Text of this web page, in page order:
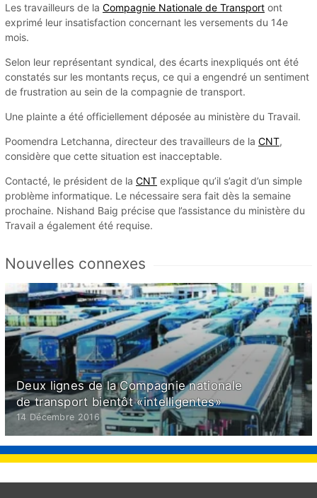
Les travailleurs de la Compagnie Nationale de Transport ont
exprimé leur insatisfaction concernant les versements du 14e
mois.
Selon leur représentant syndical, des écarts inexpliqués ont été
constatés sur les montants reçus, ce qui a engendré un sentiment
de frustration au sein de la compagnie de transport.
Une plainte a été officiellement déposée au ministère du Travail.
Poomendra Letchanna, directeur des travailleurs de la CNT,
considère que cette situation est inacceptable.
Contacté, le président de la CNT explique qu’il s’agit d’un simple
problème informatique. Le nécessaire sera fait dès la semaine
prochaine. Nishand Baig précise que l’assistance du ministère du
Travail a également été requise.
Nouvelles connexes
Deux lignes de la Compagnie nationale
de transport bientôt «intelligentes»
14 Décembre 2016